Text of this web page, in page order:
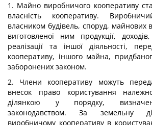
1. Майно виробничого кооперативу
власність кооперативу.
власником будівель, споруд, майнових
виготовленої ним продукції,
реалізації та іншої діяльності,
кооперативу, іншого майна,
заборонених законом.
2. Члени кооперативу можуть
внесок право користування
ділянкою у порядку,
законодавством. За земельну
виробничому кооперативу в